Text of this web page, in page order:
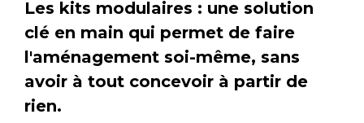
Les kits modulaires : une solution
clé en main qui permet de faire
l'aménagement soi-même, sans
avoir à tout concevoir à partir de
rien.